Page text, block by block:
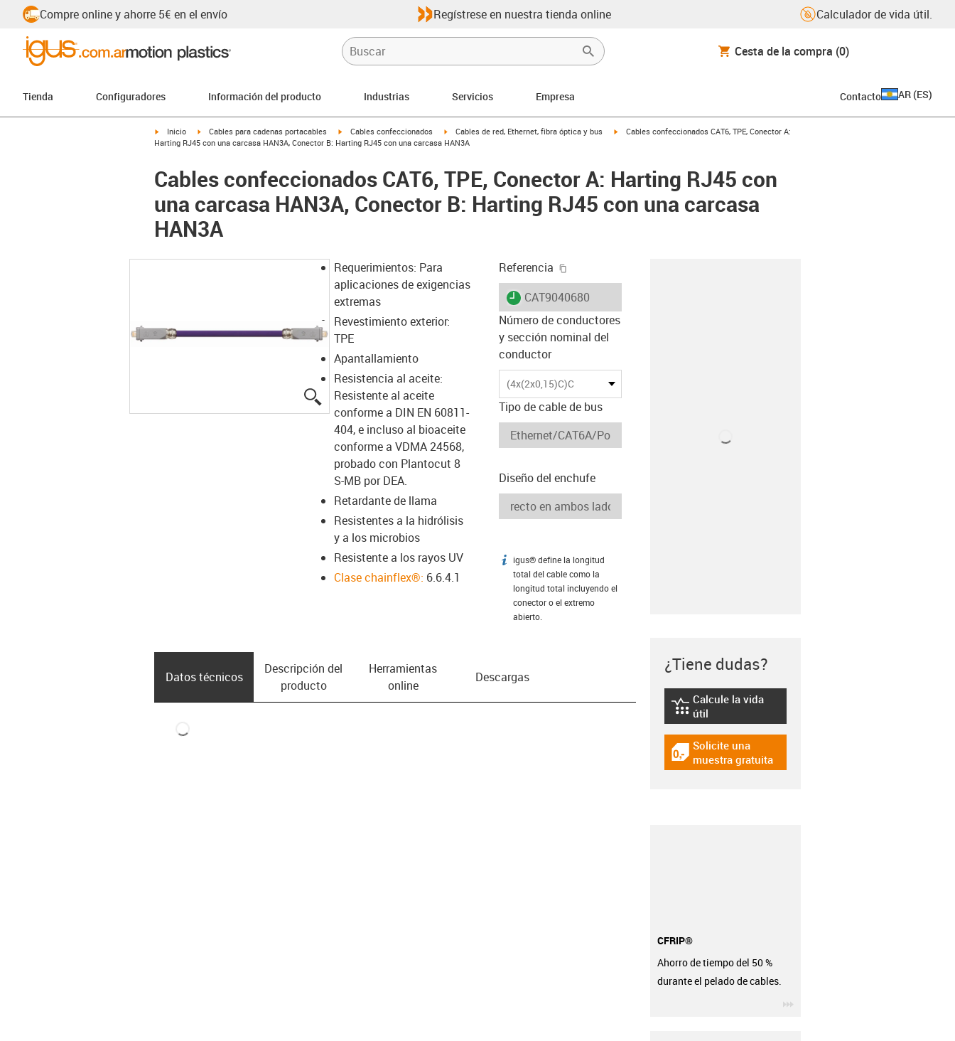
Compre online y ahorre 5€ en el envío Regístrese en nuestra tienda online Calculador de vida útil.
Cesta de la compra (0)
Tienda Configuradores Información del producto Industrias Servicios Empresa Contacto AR (ES)
igus-icon-arrow-right
Inicio igus-icon-arrow-right
Cables para cadenas portacables igus-icon-arrow-right
Cables confeccionados igus-icon-arrow-right
Cables de red, Ethernet, fibra óptica y bus igus-icon-arrow-right
Cables confeccionados CAT6, TPE, Conector A:
Harting RJ45 con una carcasa HAN3A, Conector B: Harting RJ45 con una carcasa HAN3A
Cables confeccionados CAT6, TPE, Conector A: Harting RJ45 con
una carcasa HAN3A, Conector B: Harting RJ45 con una carcasa
HAN3A
igus-icon-lupe
Requerimientos: Para
aplicaciones de exigencias
extremas
Revestimiento exterior:
TPE
Apantallamiento
Resistencia al aceite:
Resistente al aceite
conforme a DIN EN 60811-
404, e incluso al bioaceite
conforme a VDMA 24568,
probado con Plantocut 8
S-MB por DEA.
Retardante de llama
Resistentes a la hidrólisis
y a los microbios
Resistente a los rayos UV
Clase chainflex®: 6.6.4.1
Referencia
igus-icon-lieferzeit
CAT9040680
Número de conductores
y sección nominal del
conductor
(4x(2x0,15)C)C
Tipo de cable de bus
Diseño del enchufe
igus-icon-info
igus® define la longitud
total del cable como la
longitud total incluyendo el
conector o el extremo
abierto.
Datos técnicos
Descripción del
producto
Herramientas
online
Descargas
¿Tiene dudas?
igus-icon-lebensdauerrechner
Calcule la vida
útil
igus-icon-gratismuster
Solicite una
muestra gratuita
CFRIP®
Ahorro de tiempo del 50 %
durante el pelado de cables.